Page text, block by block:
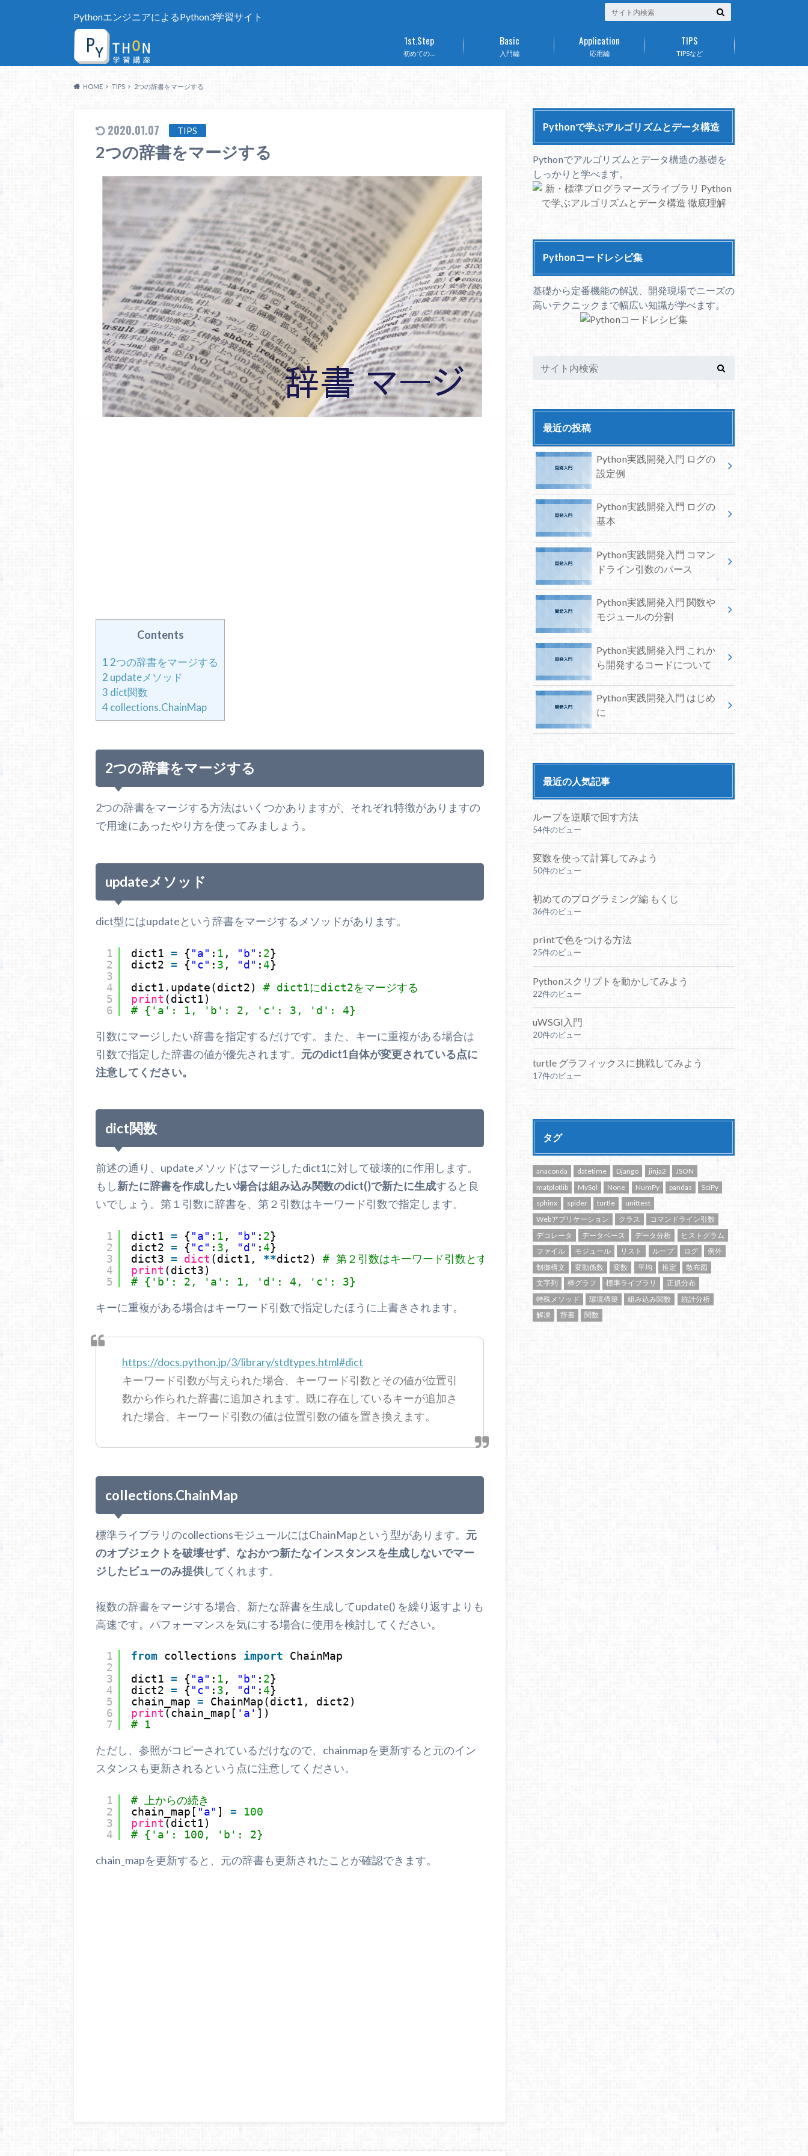
PythonエンジニアによるPython3学習サイト
初めての…
1st.Step
入門編
Basic
応用編
Application
TIPSなど
TIPS
HOME TIPS 2つの辞書をマージする
2020.01.07 TIPS
2つの辞書をマージする
Contents
1 2つの辞書をマージする
2 updateメソッド
3 dict関数
4collections.ChainMap
2つの辞書をマージする
2つの辞書をマージする方法はいくつかありますが、それぞれ特徴がありますの
で用途にあったやり方を使ってみましょう。
updateメソッド
dict型にはupdateという辞書をマージするメソッドがあります。
1
2
3
4
5
6
dict1 = { "a" : 1 , "b" : 2}
dict2 = { "c" : 3 , "d" :4}
dict1.update(dict2) # dict1にdict2をマージする
print (dict1)
# {'a': 1, 'b': 2, 'c': 3, 'd': 4}
引数にマージしたい辞書を指定するだけです。また、キーに重複がある場合は
引数で指定した辞書の値が優先されます。 元のdict1自体が変更されている点に
注意してください。
dict関数
前述の通り、updateメソッドはマージしたdict1に対して破壊的に作用します。
もし新たに辞書を作成したい場合は組み込み関数のdict()で新たに生成すると良
いでしょう。第１引数に辞書を、第２引数はキーワード引数で指定します。
1
2
3
4
5
dict1 = { "a" : 1 , "b" : 2}
dict2 = { "c" : 3 , "d" :4}
dict3 = dict (dict1, **dict2) # 第２引数はキーワード引数とする
print (dict3)
# {'b': 2, 'a': 1, 'd': 4, 'c': 3}
キーに重複がある場合はキーワード引数で指定したほうに上書きされます。
https://docs.python.jp/3/library/stdtypes.html#dict
キーワード引数が与えられた場合、キーワード引数とその値が位置引
数から作られた辞書に追加されます。既に存在しているキーが追加さ
れた場合、キーワード引数の値は位置引数の値を置き換えます。
collections.ChainMap
標準ライブラリのcollectionsモジュールにはChainMapという型があります。 元
のオブジェクトを破壊せず、なおかつ新たなインスタンスを生成しないでマー
ジしたビューのみ提供してくれます。
複数の辞書をマージする場合、新たな辞書を生成してupdate() を繰り返すよりも
高速です。パフォーマンスを気にする場合に使用を検討してください。
1
2
3
4
5
6
7
from collections import
ChainMap
dict1 = { "a" : 1 , "b" : 2}
dict2 = { "c" : 3 , "d" :4}
chain_map =
ChainMap(dict1, dict2)
print (chain_map[ 'a' ])
# 1
ただし、参照がコピーされているだけなので、chainmapを更新すると元のイン
スタンスも更新されるという点に注意してください。
1
2
3
4
# 上からの続き
chain_map[ "a" ] =
100
print (dict1)
# {'a': 100, 'b': 2}
chain_mapを更新すると、元の辞書も更新されたことが確認できます。
Pythonで学ぶアルゴリズムとデータ構造
Pythonでアルゴリズムとデータ構造の基礎を
しっかりと学べます。
Pythonコードレシピ集
基礎から定番機能の解説、開発現場でニーズの
高いテクニックまで幅広い知識が学べます。
最近の投稿
Python実践開発入門 ログの
設定例
Python実践開発入門 ログの
基本
Python実践開発入門 コマン
ドライン引数のパース
Python実践開発入門 関数や
モジュールの分割
Python実践開発入門 これか
ら開発するコードについて
Python実践開発入門 はじめ
に
最近の人気記事
ループを逆順で回す方法
54件のビュー
変数を使って計算してみよう
50件のビュー
初めてのプログラミング編 もくじ
36件のビュー
printで色をつける方法
25件のビュー
Pythonスクリプトを動かしてみよう
22件のビュー
uWSGI入門
20件のビュー
turtle グラフィックスに挑戦してみよう
17件のビュー
タグ
anaconda datetime Django jinja2
JSON
matplotlib
MySql None NumPy pandas
SciPy
sphinx
spider turtle
unittest
Webアプリケーション
クラス
コマンドライン引数
デコレータ
データベース データ分析
ヒストグラム
ファイル
モジュール リスト ループ ログ
例外
制御構文
変動係数 変数 平均 推定
散布図
文字列
棒グラフ 標準ライブラリ
正規分布
特殊メソッド
環境構築 組み込み関数
統計分析
解凍
辞書 関数